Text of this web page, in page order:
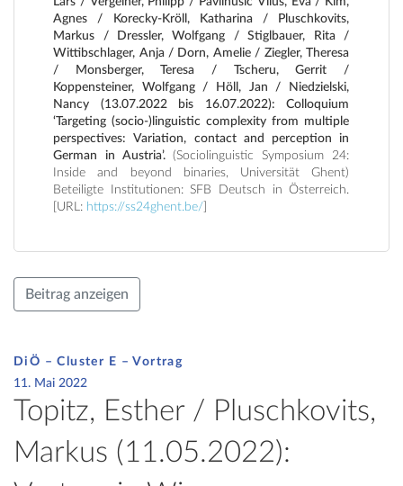
Agnes / Korecky-Kröll, Katharina / Pluschkovits,
Markus / Dressler, Wolfgang / Stiglbauer, Rita /
Wittibschlager, Anja / Dorn, Amelie / Ziegler, Theresa
/ Monsberger, Teresa / Tscheru, Gerrit /
Koppensteiner, Wolfgang / Höll, Jan / Niedzielski,
Nancy (13.07.2022 bis 16.07.2022): Colloquium
‘Targeting (socio-)linguistic complexity from multiple
perspectives: Variation, contact and perception in
German in Austria’. (Sociolinguistic Symposium 24:
Inside and beyond binaries, Universität Ghent)
Beteiligte Institutionen: SFB Deutsch in Österreich.
[URL: https://ss24ghent.be/
Beitrag anzeigen
DiÖ – Cluster E – Vortrag
11. Mai 2022
Topitz, Esther / Pluschkovits,
Markus (11.05.2022):